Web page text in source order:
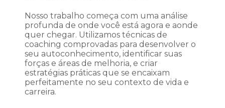
Nosso trabalho começa com uma análise
profunda de onde você está agora e aonde
quer chegar. Utilizamos técnicas de
coaching comprovadas para desenvolver o
seu autoconhecimento, identificar suas
forças e áreas de melhoria, e criar
estratégias práticas que se encaixam
perfeitamente no seu contexto de vida e
carreira.